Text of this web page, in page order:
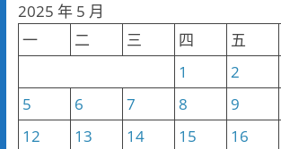
類
2025 年 5 月
一
二 三 四 五
1
2
5
6 7 8 9
12
13 14 15 16